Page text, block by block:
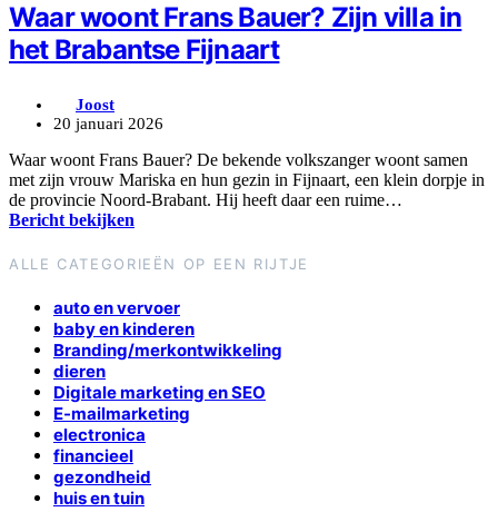
Waar woont Frans Bauer? Zijn villa in
het Brabantse Fijnaart
Joost
20 januari 2026
Waar woont Frans Bauer? De bekende volkszanger woont samen
met zijn vrouw Mariska en hun gezin in Fijnaart, een klein dorpje in
de provincie Noord-Brabant. Hij heeft daar een ruime…
Bericht bekijken
ALLE CATEGORIEËN OP EEN RIJTJE
auto en vervoer
baby en kinderen
Branding/merkontwikkeling
dieren
Digitale marketing en SEO
E-mailmarketing
electronica
financieel
gezondheid
huis en tuin